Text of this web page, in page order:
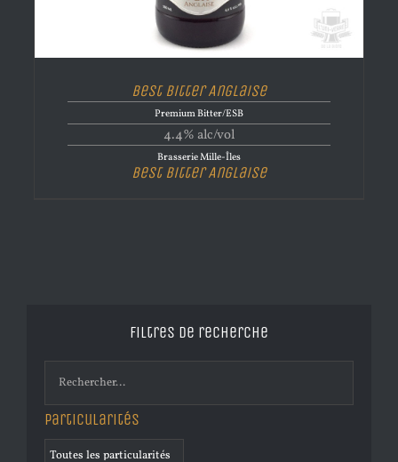
Best Bitter Anglaise
Premium Bitter/ESB
4.4% alc/vol
Brasserie Mille-Îles
Best Bitter Anglaise
Filtres de recherche
Particularités